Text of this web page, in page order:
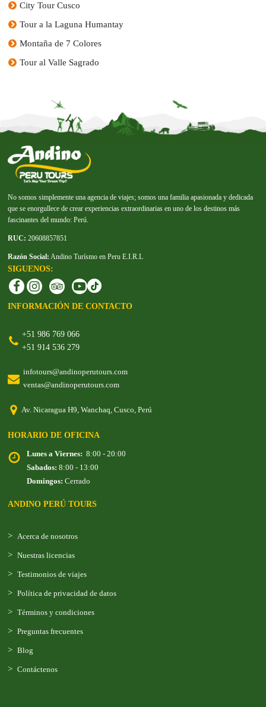
City Tour Cusco
Tour a la Laguna Humantay
Montaña de 7 Colores
Tour al Valle Sagrado
No somos simplemente una agencia de viajes; somos una familia apasionada y dedicada
que se enorgullece de crear experiencias extraordinarias en uno de los destinos más
fascinantes del mundo: Perú.
RUC: 20608857851
Razón Social: Andino Turísmo en Peru E.I.R.L
SIGUENOS:
INFORMACIÓN DE CONTACTO
+51 986 769 066
+51 914 536 279
infotours@andinoperutours.com
ventas@andinoperutours.com
Av. Nicaragua H9, Wanchaq, Cusco, Perú
HORARIO DE OFICINA
Lunes a Viernes: 8:00 - 20:00
Sabados: 8:00 - 13:00
Domingos: Cerrado
ANDINO PERÚ TOURS
Acerca de nosotros
Nuestras licencias
Testimonios de viajes
Política de privacidad de datos
Términos y condiciones
Preguntas frecuentes
Blog
Contáctenos